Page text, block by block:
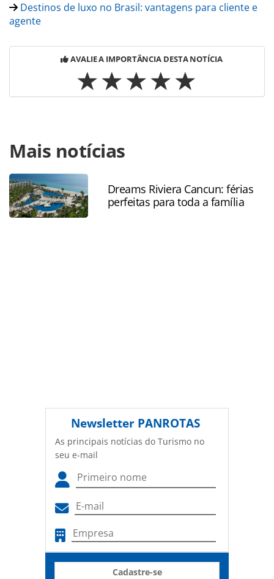
Destinos de luxo no Brasil: vantagens para cliente e
agente
AVALIE A IMPORTÂNCIA DESTA NOTÍCIA
https://www.panrotas.com.br/primetour/mercado/2022/
o-retorno-do-turismo--ndash-com-uma-sustentabilidade-
de-360-graus_190964.html ou as ferramentas oferecidas na
página. Todo o conteúdo produzido pela PANROTAS
Editora é protegido pela legislação brasileira sobre direito
autoral. Não reproduza o conteúdo sem autorização da
Mais notícias
Dreams Riviera Cancun: férias
perfeitas para toda a família
Newsletter PANROTAS
As principais notícias do Turismo no
seu e-mail
Cadastre-se